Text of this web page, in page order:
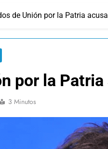
de Unión por la Patria
por la
3 Minutos